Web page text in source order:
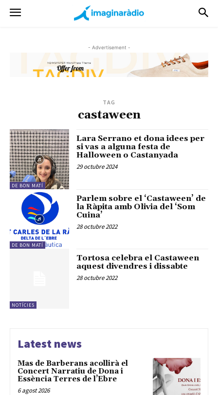
- Advertisement -
TAG
castaween
DE BON MATÍ
Lara Serrano et dona idees per
si vas a alguna festa de
Halloween o Castanyada
29 octubre 2024
DE BON MATÍ
Parlem sobre el ‘Castaween’ de
la Ràpita amb Olivia del ‘Som
Cuina’
28 octubre 2022
NOTÍCIES
Tortosa celebra el Castaween
aquest divendres i dissabte
28 octubre 2022
Latest news
Mas de Barberans acollirà el
Concert Narratiu de Dona i
Essència Terres de l’Ebre
6 agost 2026